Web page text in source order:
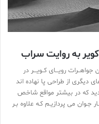
به روایت سراب
رویـــای کــویـــر در
دیگری از طراحی پا نهاده اند
دید که در بیشتر مواقع شاخص
می پردازیـم کـه علاوه بـر